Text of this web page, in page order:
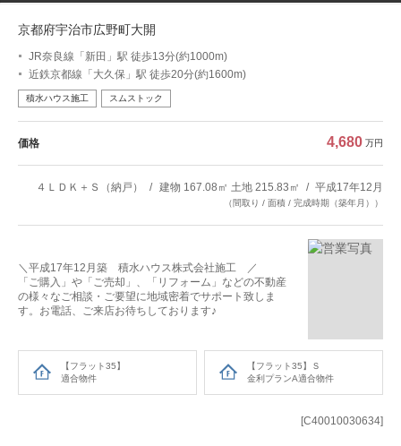
【フラット35】
適合物件
【フラット35】Ｓ
金利プランA適合物件
[C40010030634]
京都府宇治市広野町大開
JR奈良線「新田」駅 徒歩13分(約1000m)
近鉄京都線「大久保」駅 徒歩20分(約1600m)
積水ハウス施工 スムストック
価格 4,680 万円
４ＬＤＫ＋Ｓ（納戸） 建物 167.08㎡ 土地 215.83㎡ 平成17年12月
（間取り / 面積 / 完成時期（築年月））
＼平成17年12月築 積水ハウス株式会社施工 ／
「ご購入」や「ご売却」、「リフォーム」などの不動産
の様々なご相談・ご要望に地域密着でサポート致しま
す。お電話、ご来店お待ちしております♪